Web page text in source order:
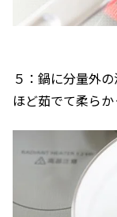
５：鍋に分量外
ほど茹でて柔らか